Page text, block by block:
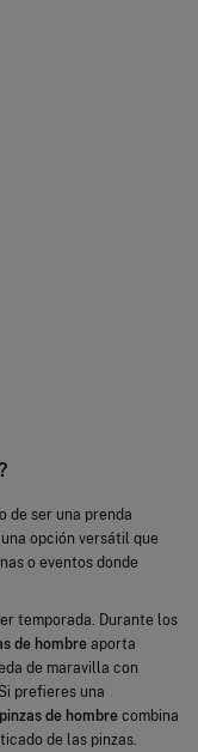
de ser una prenda
opción versátil que
o eventos donde
temporada. Durante los
de hombre aporta
de maravilla con
prefieres una
de hombre combina
de las pinzas.